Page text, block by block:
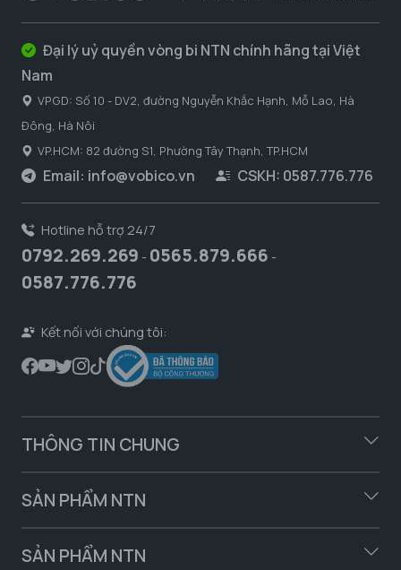
Đại lý uỷ quyền vòng bi NTN chính hãng tại Việt
Nam
VPGD: Số 10 - DV2, đường Nguyễn Khắc Hạnh, Mỗ Lao, Hà
Đông, Hà Nôi
VP.HCM: 82 đường S1, Phường Tây Thạnh, TP.HCM
Email: info@vobico.vn CSKH: 0587.776.776
Hotline hỗ trợ 24/7
0792.269.269 - 0565.879.666 -
0587.776.776
Kết nối với chúng tôi:
THÔNG TIN CHUNG
SẢN PHẨM NTN
SẢN PHẨM NTN